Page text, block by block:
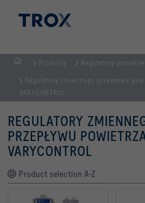
GŁÓWNA
Produkty Regulatory
Regulatory zmiennego przepływu
VARYCONTROL
REGULATORY
PRZEPŁYWU
VARYCONTROL
Product selection A-Z